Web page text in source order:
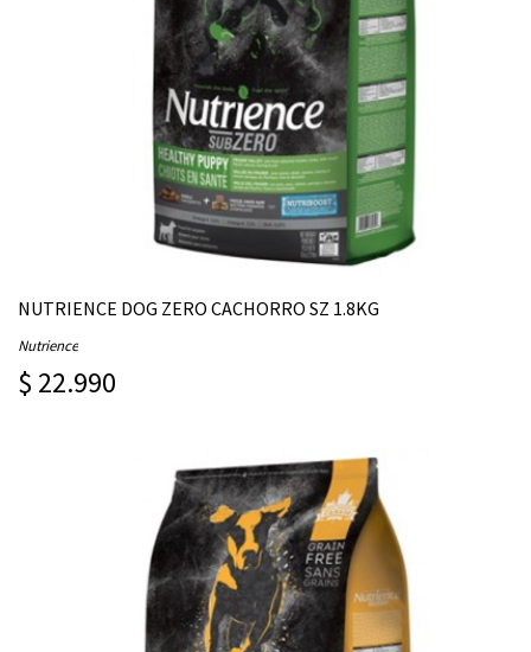
NUTRIENCE DOG ZERO CACHORRO SZ 1.8KG
Nutrience
$ 22.990